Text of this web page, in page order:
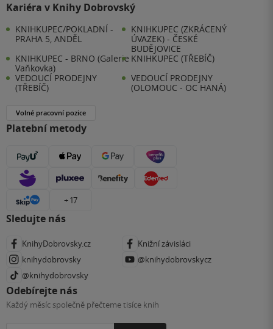
Kariéra v Knihy Dobrovský
KNIHKUPEC/POKLADNÍ -
PRAHA 5, ANDĚL
KNIHKUPEC (ZKRÁCENÝ
ÚVAZEK) - ČESKÉ
BUDĚJOVICE
KNIHKUPEC - BRNO (Galerie
Vaňkovka)
KNIHKUPEC (TŘEBÍČ)
VEDOUCÍ PRODEJNY
(TŘEBÍČ)
VEDOUCÍ PRODEJNY
(OLOMOUC - OC HANÁ)
Volné pracovní pozice
Platební metody
+ 17
Sledujte nás
KnihyDobrovsky.cz
Knižní závisláci
knihydobrovsky
@knihydobrovskycz
@knihydobrovsky
Odebírejte nás
Každý měsíc společně přečteme tisíce knih